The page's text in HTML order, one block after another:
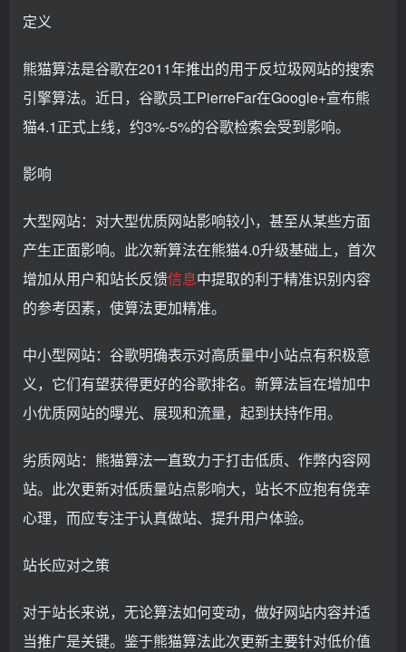
定义
熊猫算法是谷歌在2011年推出的用于反垃圾网站的搜索
引擎算法。近日，谷歌员工PierreFar在Google+宣布熊
猫4.1正式上线，约3%-5%的谷歌检索会受到影响。
影响
大型网站：对大型优质网站影响较小，甚至从某些方面
产生正面影响。此次新算法在熊猫4.0升级基础上，首次
增加从用户和站长反馈信息中提取的利于精准识别内容
的参考因素，使算法更加精准。
中小型网站：谷歌明确表示对高质量中小站点有积极意
义，它们有望获得更好的谷歌排名。新算法旨在增加中
小优质网站的曝光、展现和流量，起到扶持作用。
劣质网站：熊猫算法一直致力于打击低质、作弊内容网
站。此次更新对低质量站点影响大，站长不应抱有侥幸
心理，而应专注于认真做站、提升用户体验。
站长应对之策
对于站长来说，无论算法如何变动，做好网站内容并适
当推广是关键。鉴于熊猫算法此次更新主要针对低价值